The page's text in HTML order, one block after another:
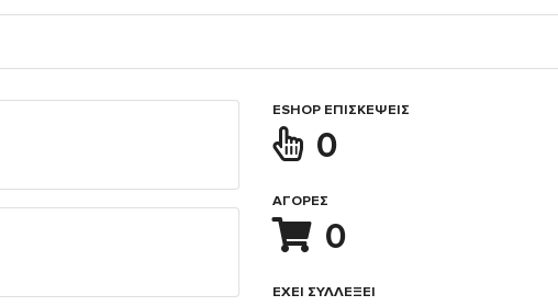
ESHOP ΕΠΙΣΚΈΨΕΙΣ
0
ΑΓΟΡΈΣ
0
ΈΧΕΙ ΣΥΛΛΈΞΕΙ